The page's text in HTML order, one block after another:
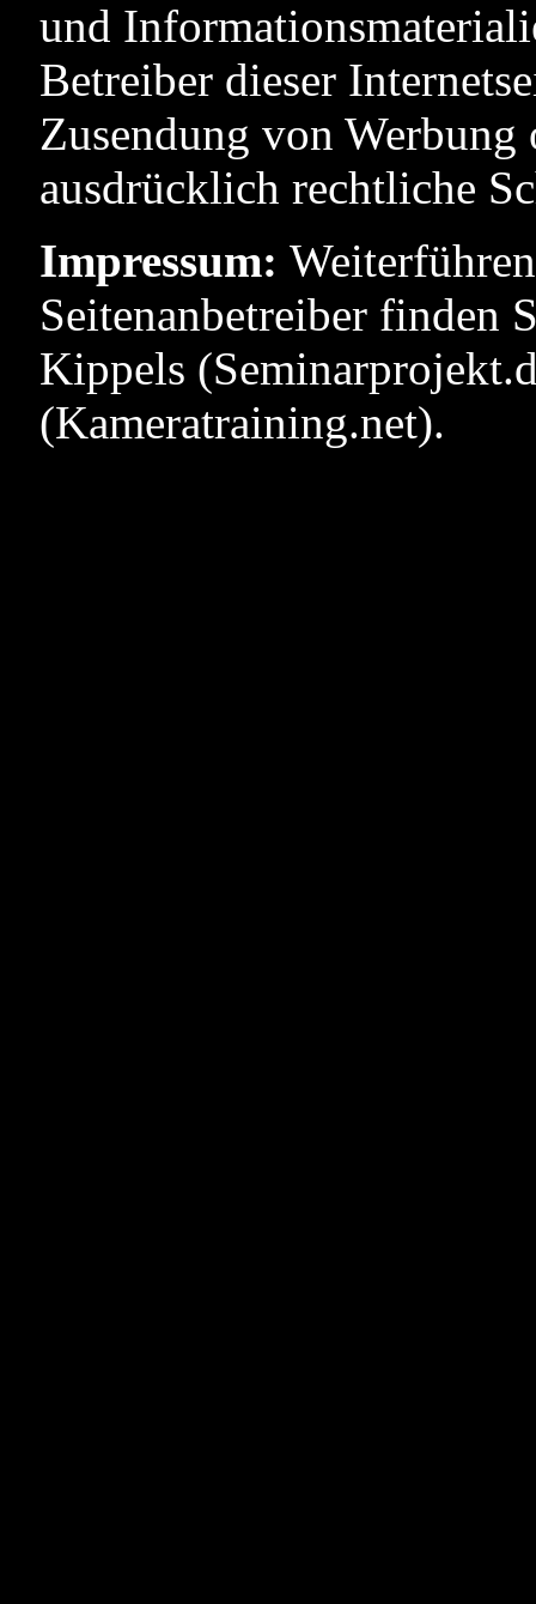
und
Betreiber dieser
Zusendung von
ausdrücklich rechtliche
Impressum:
Seitenanbetreiber finden
Kippels
(Kameratraining.net).